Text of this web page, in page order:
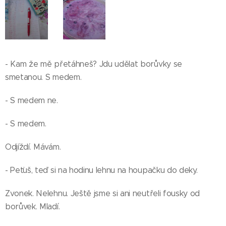
- Kam že mě přetáhneš? Jdu udělat borůvky se
smetanou. S medem.
- S medem ne.
- S medem.
Odjíždí. Mávám.
- Peťuš, teď si na hodinu lehnu na houpačku do deky.
Zvonek. Nelehnu. Ještě jsme si ani neutřeli fousky od
borůvek. Mladí.